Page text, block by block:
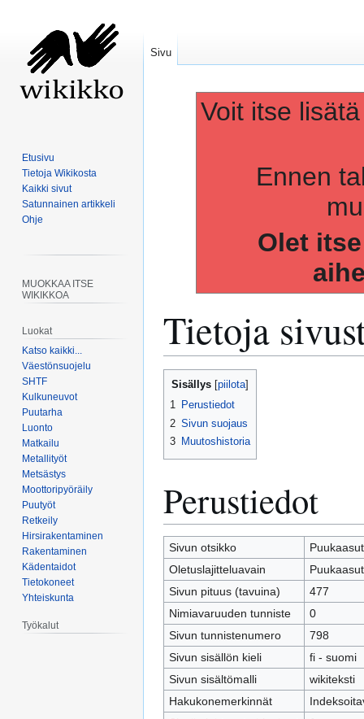
Voit itse
Ennen
Olet
Tietoja
Siirry
Siirry
Sisällys
1 Perustiedot
2 Sivun suojaus
3 Muutoshistoria
Perustiedot
Sivun otsikko
Oletuslajitteluavain
Sivun pituus (tavuina)
477
Nimiavaruuden tunniste
0
Sivun tunnistenumero
798
Sivun sisällön kieli
fi - suomi
Sivun sisältömalli
wikiteksti
Hakukonemerkinnät
Sivu
Etusivu
Tietoja Wikikosta
Kaikki sivut
Satunnainen artikkeli
Ohje
MUOKKAA ITSE
WIKIKKOA
Luokat
Katso kaikki...
Väestönsuojelu
SHTF
Kulkuneuvot
Puutarha
Luonto
Matkailu
Metallityöt
Metsästys
Moottoripyöräily
Puutyöt
Retkeily
Hirsirakentaminen
Rakentaminen
Kädentaidot
Tietokoneet
Yhteiskunta
Työkalut